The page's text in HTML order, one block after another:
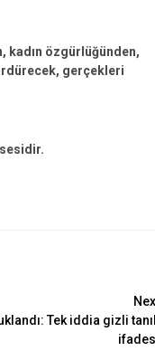
kadın özgürlüğünden,
gerçekleri
Tek iddia gizli